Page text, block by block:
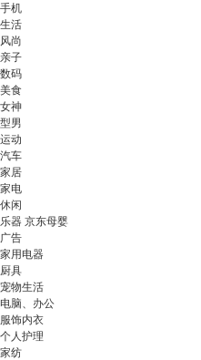
手机
生活
风尚
亲子
数码
美食
女神
型男
运动
汽车
家居
家电
休闲
乐器 京东母婴
广告
家用电器
厨具
宠物生活
电脑、办公
服饰内衣
个人护理
家纺